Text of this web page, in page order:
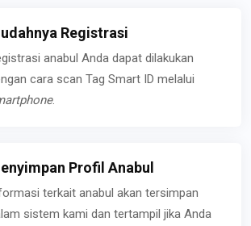
Registrasi
anabul Anda dapat dilakukan
cara scan Tag Smart ID melalui
.
Profil Anabul
terkait anabul akan tersimpan
sistem kami dan tertampil jika Anda